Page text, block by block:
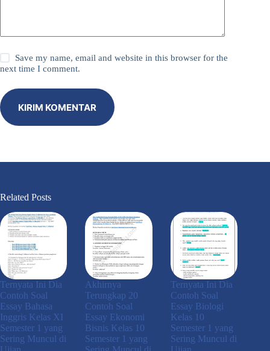
Save my name, email and website in this browser for the
next time I comment.
KIRIM KOMENTAR
Related Posts
Ternyata Ini Dia
Contoh Soal
Essay Bahasa
Inggris Kelas XI
Semester 1 yang
Sering Muncul di
Akhirnya
Terungkap 20
Contoh Soal
Essay Ekonomi
Bisnis Kelas 10
Semester 1 yang
Ternyata Ini Dia
Contoh Soal
Essay Biologi
Kelas 10
Semester 1 yang
Sering Muncul di